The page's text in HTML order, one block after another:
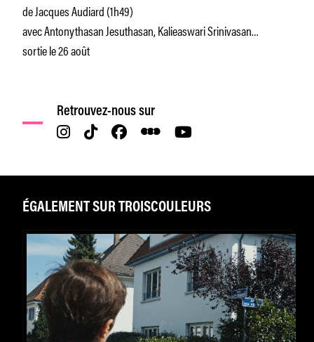
de Jacques Audiard (1h49)
avec Antonythasan Jesuthasan, Kalieaswari Srinivasan…
sortie le 26 août
Retrouvez-nous sur
ÉGALEMENT SUR TROISCOULEURS